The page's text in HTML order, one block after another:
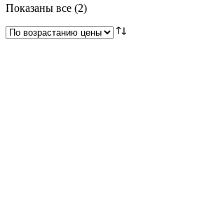
Показаны все (2)Цены:
возрастанию